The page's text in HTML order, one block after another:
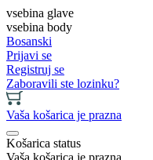
vsebina glave
vsebina body
Bosanski
Prijavi se
Registruj se
Zaboravili ste lozinku?
Vaša košarica je prazna
Košarica status
Vaša košarica je prazna